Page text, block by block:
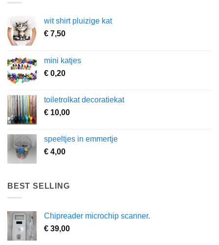
wit shirt pluizige kat
€ 7,50
mini katjes
€ 0,20
toiletrolkat decoratiekat
€ 10,00
speeltjes in emmertje
€ 4,00
BEST SELLING
Chipreader microchip scanner.
€ 39,00